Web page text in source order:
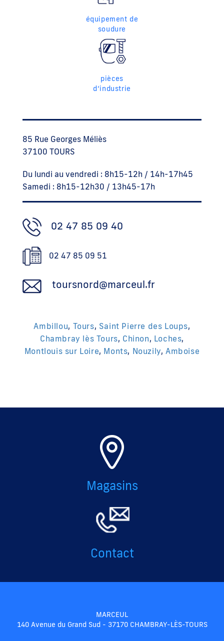
équipement de
soudure
pièces
d’industrie
85 Rue Georges Méliès
37100 TOURS
Du lundi au vendredi : 8h15-12h / 14h-17h45
Samedi : 8h15-12h30 / 13h45-17h
02 47 85 09 40
02 47 85 09 51
toursnord@marceul.fr
Ambillou, Tours, Saint Pierre des Loups,
Chambray lès Tours, Chinon, Loches,
Montlouis sur Loire, Monts, Nouzily, Amboise
Magasins
Contact
MARCEUL
140 Avenue du Grand Sud - 37170 CHAMBRAY-LÈS-TOURS